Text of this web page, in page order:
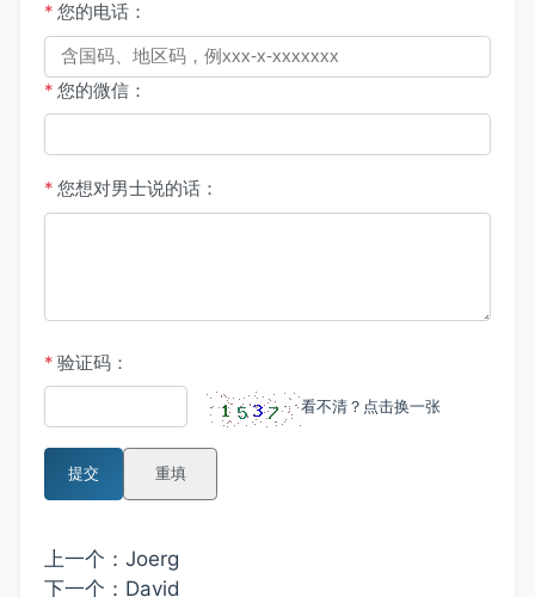
* 您的电话：
* 您的微信：
* 您想对男士说的话：
* 验证码：
看不清？点击换一张
提交 重填
上一个： Joerg
下一个： David